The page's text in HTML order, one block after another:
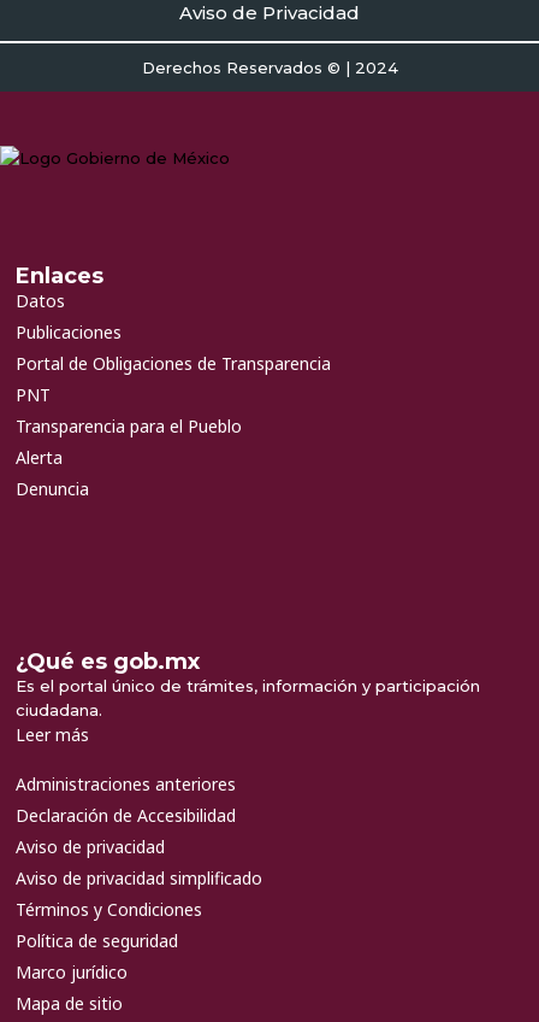
Aviso de Privacidad
Derechos Reservados © | 2024
Enlaces
Datos
Publicaciones
Portal de Obligaciones de Transparencia
PNT
Transparencia para el Pueblo
Alerta
Denuncia
¿Qué es gob.mx
Es el portal único de trámites, información y participación
ciudadana.
Leer más
Administraciones anteriores
Declaración de Accesibilidad
Aviso de privacidad
Aviso de privacidad simplificado
Términos y Condiciones
Política de seguridad
Marco jurídico
Mapa de sitio